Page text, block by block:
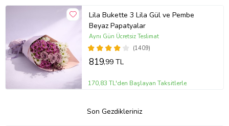
Lila Bukette 3 Lila Gül ve Pembe
Beyaz Papatyalar
(1409)
Aynı Gün Ücretsiz Teslimat
819,99 TL
170,83 TL'den Başlayan Taksitlerle
Son Gezdikleriniz